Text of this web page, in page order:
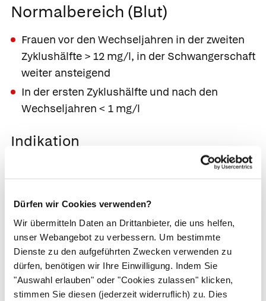
Dürfen wir Cookies verwenden?
Wir übermitteln Daten an Drittanbieter, die uns helfen,
unser Webangebot zu verbessern. Um bestimmte
Dienste zu den aufgeführten Zwecken verwenden zu
dürfen, benötigen wir Ihre Einwilligung. Indem Sie
"Auswahl erlauben" oder "Cookies zulassen" klicken,
stimmen Sie diesen (jederzeit widerruflich) zu. Dies
Normalbereich (Blut)
Frauen vor den Wechseljahren in der zweiten
Zyklushälfte > 12 mg/l, in der Schwangerschaft
weiter ansteigend
In der ersten Zyklushälfte und nach den
Wechseljahren < 1 mg/l
Indikation
Tumor
Ursachen erhöhter Werte
Progesteron produzierende Eierstocktumor
Blasenmole